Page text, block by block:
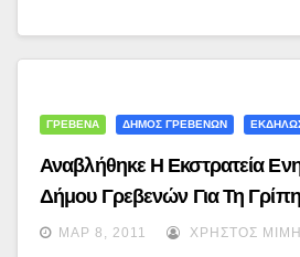
ΓΡΕΒΕΝΑ ΔΗΜΟΣ ΓΡΕΒΕΝΩΝ
Αναβλήθηκε Η Εκστρατεία
Δήμου Γρεβενών Για Τη
ΜΑΡ 8, 2011 ΧΡΉΣΤΟΣ